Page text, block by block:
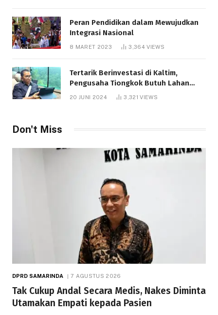
Peran Pendidikan dalam Mewujudkan
Integrasi Nasional
8 MARET 2023 3,364VIEWS
Tertarik Berinvestasi di Kaltim,
Pengusaha Tiongkok Butuh Lahan
1.000 Hektare
20 JUNI 2024 3,321VIEWS
Don't Miss
DPRD SAMARINDA 7 AGUSTUS 2026
Tak Cukup Andal Secara Medis, Nakes Diminta
Utamakan Empati kepada Pasien